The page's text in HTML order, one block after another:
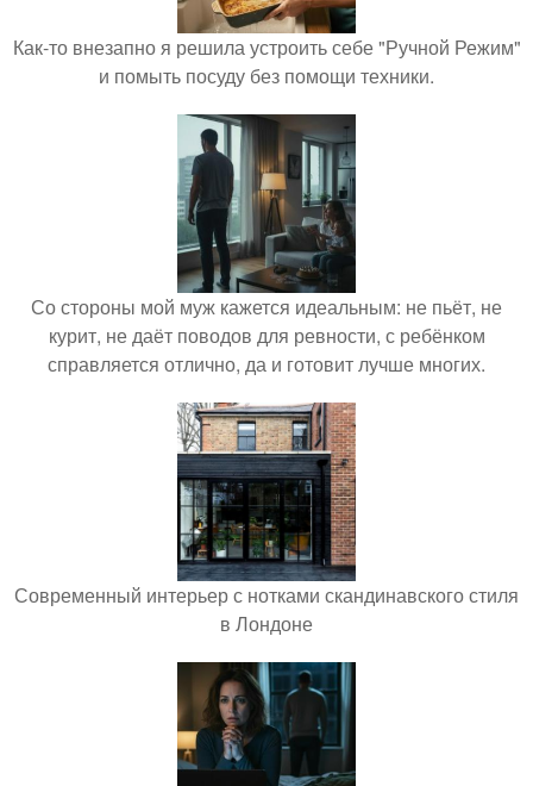
Как-то внезапно я решила устроить себе "Ручной Режим"
и помыть посуду без помощи техники.
Со стороны мой муж кажется идеальным: не пьёт, не
курит, не даёт поводов для ревности, с ребёнком
справляется отлично, да и готовит лучше многих.
Современный интерьер с нотками скандинавского стиля
в Лондоне